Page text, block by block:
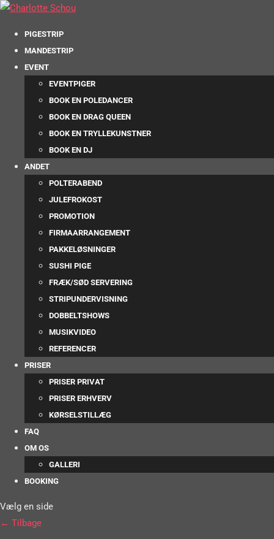
PIGESTRIP
MANDESTRIP
EVENT
EVENTPIGER
BOOK EN POLEDANCER
BOOK EN DRAG QUEEN
BOOK EN TRYLLEKUNSTNER
BOOK EN DJ
ANDET
POLTERABEND
JULEFROKOST
PROMOTION
FIRMAARRANGEMENT
PAKKELØSNINGER
SUSHI PIGE
FRÆK/SØD SERVERING
STRIPUNDERVISNING
DOBBELTSHOWS
MUSIKVIDEO
REFERENCER
PRISER
PRISER PRIVAT
PRISER ERHVERV
KØRSELSTILLÆG
FAQ
OM OS
GALLERI
BOOKING
Vælg en side
← Tilbage